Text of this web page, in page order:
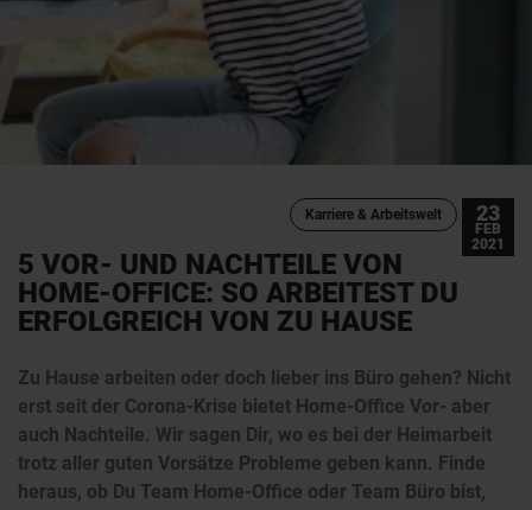
Karriere & Arbeitswelt
5 VOR- UND NACHTEILE VON
HOME-OFFICE: SO ARBEITEST DU
ERFOLGREICH VON ZU HAUSE
Zu Hause arbeiten oder doch lieber ins Büro gehen? Nicht
erst seit der Corona-Krise bietet Home-Office Vor- aber
auch Nachteile. Wir sagen Dir, wo es bei der Heimarbeit
trotz aller guten Vorsätze Probleme geben kann. Finde
heraus, ob Du Team Home-Office oder Team Büro bist,
23
FEB
2021